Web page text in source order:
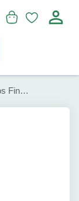
Sopa de Pollo con Fideos Finos Gallina Blanca (74g)